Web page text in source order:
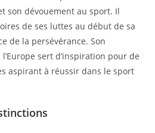
son dévouement au sport. Il
de ses luttes au début de sa
de la persévérance. Son
sert d’inspiration pour de
aspirant à réussir dans le sport